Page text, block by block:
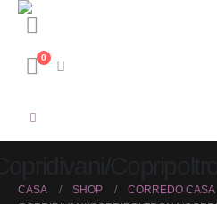
0
CASA SHOP
CORREDO CASA